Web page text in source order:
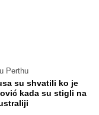
Perthu
su shvatili ko je
kada su stigli na